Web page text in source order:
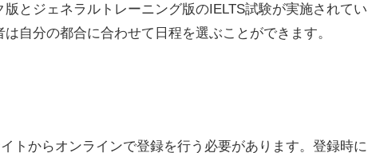
とジェネラルトレーニング版のIELTS試験が実施されてい
自分の都合に合わせて日程を選ぶことができます。
トからオンラインで登録を行う必要があります。登録時に